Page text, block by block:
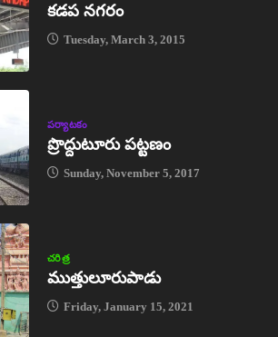
కడప నగరం
Tuesday, March 3, 2015
పర్యాటకం
ప్రొద్దుటూరు పట్టణం
Sunday, November 5, 2017
చరిత్ర
ముత్తులూరుపాడు
Friday, January 15, 2021